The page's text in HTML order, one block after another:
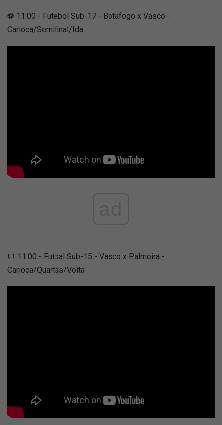
⚽ 11:00 - Futebol Sub-17 - Botafogo x Vasco -
Carioca/Semifinal/Ida
🥅 11:00 - Futsal Sub-15 - Vasco x Palmeira -
Carioca/Quartas/Volta